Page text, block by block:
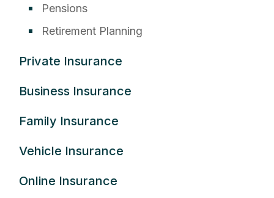
Pensions
Retirement Planning
Private Insurance
Business Insurance
Family Insurance
Vehicle Insurance
Online Insurance